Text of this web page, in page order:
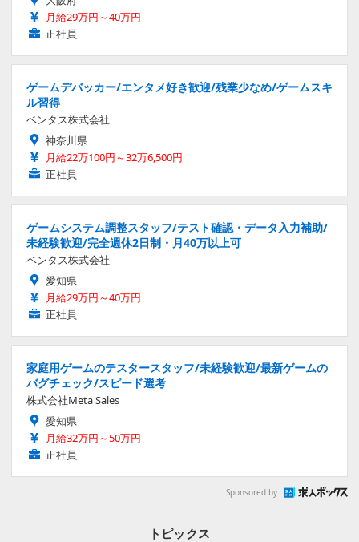
月給29万円～40万円
正社員
ゲームデバッカー/エンタメ好き歓迎/残業少なめ/ゲームスキ
ル習得
ベンタス株式会社
神奈川県
月給22万100円～32万6,500円
正社員
ゲームシステム調整スタッフ/テスト確認・データ入力補助/
未経験歓迎/完全週休2日制・月40万以上可
ベンタス株式会社
愛知県
月給29万円～40万円
正社員
家庭用ゲームのテスタースタッフ/未経験歓迎/最新ゲームの
バグチェック/スピード選考
株式会社Meta Sales
愛知県
月給32万円～50万円
正社員
Sponsored by
トピックス